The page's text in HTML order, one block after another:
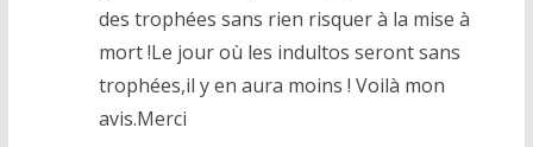
des trophées sans rien risquer à la mise à
mort !Le jour où les indultos seront sans
trophées,il y en aura moins ! Voilà mon
avis.Merci